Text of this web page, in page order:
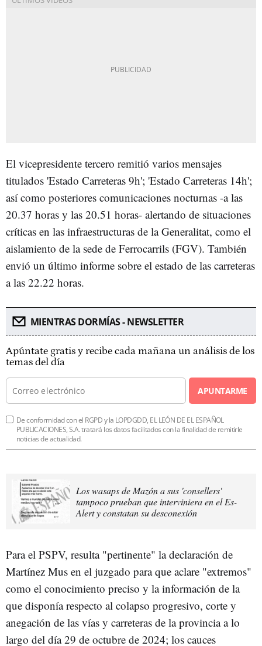
El vicepresidente tercero remitió varios mensajes
titulados 'Estado Carreteras 9h'; 'Estado Carreteras 14h';
así como posteriores comunicaciones nocturnas -a las
20.37 horas y las 20.51 horas- alertando de situaciones
críticas en las infraestructuras de la Generalitat, como el
aislamiento de la sede de Ferrocarrils (FGV). También
envió un último informe sobre el estado de las carreteras
a las 22.22 horas.
MIENTRAS DORMÍAS - NEWSLETTER
Apúntate gratis y recibe cada mañana un análisis de los
temas del día
APUNTARME
De conformidad con el RGPD y la LOPDGDD, EL LEÓN DE EL ESPAÑOL
PUBLICACIONES, S.A. tratará los datos facilitados con la finalidad de remitirle
noticias de actualidad.
Los wasaps de Mazón a sus 'consellers'
tampoco prueban que interviniera en el Es-
Alert y constatan su desconexión
Para el PSPV, resulta "pertinente" la declaración de
Martínez Mus en el juzgado para que aclare "extremos"
como el conocimiento preciso y la información de la
que disponía respecto al colapso progresivo, corte y
anegación de las vías y carreteras de la provincia a lo
largo del día 29 de octubre de 2024; los cauces